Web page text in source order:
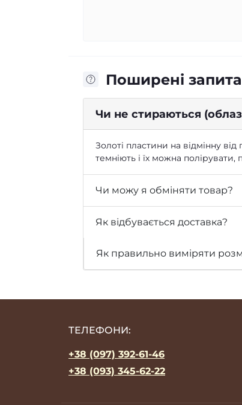
Поширені
Чи не стираються
Золоті пластини на відмінну
темніють і їх можна
Чи можу я обміняти товар?
Як відбувається доставка?
Як правильно виміряти
ТЕЛЕФОНИ:
+38 (097) 392-61-46
+38 (093) 345-62-22